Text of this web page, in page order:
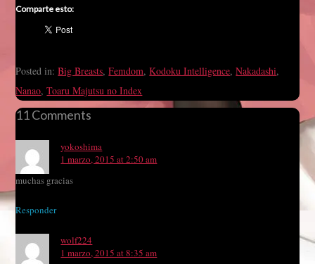
Comparte esto:
Posted in:Big Breasts,Femdom,Kodoku Intelligence,Nakadashi,
Nanao,Toaru Majutsu no Index
11 Comments
yokoshima
1 marzo, 2015 at 2:50 am
muchas gracias
Responder
wolf224
1 marzo, 2015 at 8:35 am